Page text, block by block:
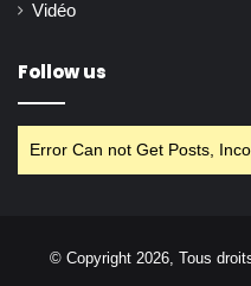
Vidéo
Follow us
Error Can not Get Posts,
© Copyright 2026, Tous